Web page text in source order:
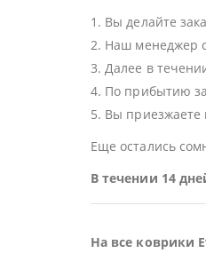
1. Вы делайте
2. Наш менеджер
3. Далее в
4. По прибытию
5. Вы приезжаете
Еще остались
В течении 14
На все коврики